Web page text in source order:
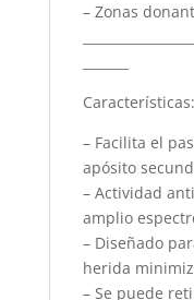
– Zonas
Características:
– Facilita el
apósito
– Actividad
amplio
– Diseñado
herida
– Se puede